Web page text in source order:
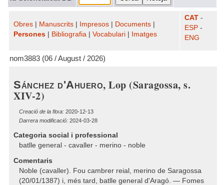
Obres Manuscrits Impresos Documents
Persones
Bibliografia Vocabulari Imatges
CAT -
ESP -
ENG
nom3883 (06 / August / 2026)
Sánchez d'Ahuero, Lop (Saragossa, s.
XIV-2)
Creació de la fitxa: 2020-12-13
Darrera modificació: 2024-03-28
Categoria social i professional
batlle general - cavaller - merino - noble
Comentaris
Noble (cavaller). Fou cambrer reial, merino de Saragossa
(20/01/1387) i, més tard, batlle general d'Aragó. — Fomes